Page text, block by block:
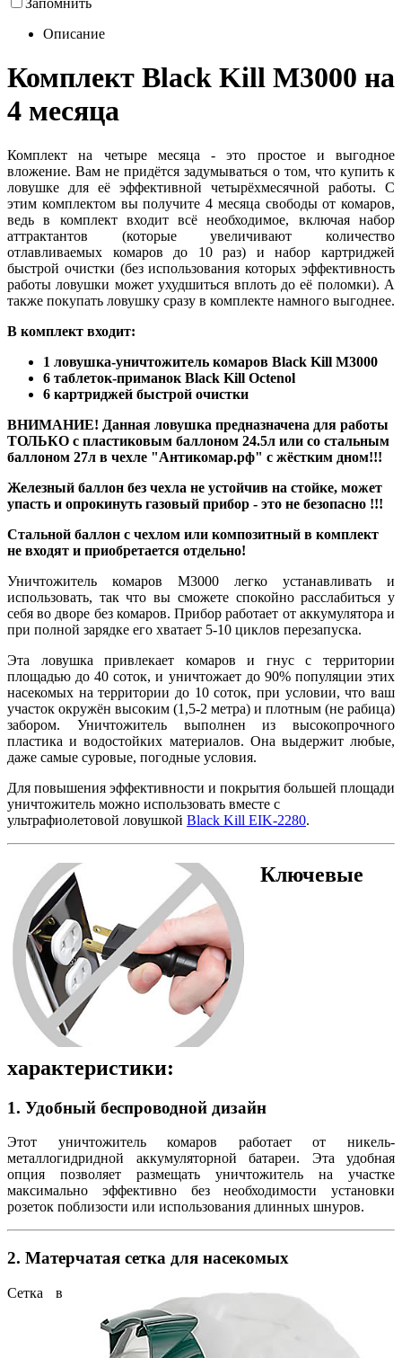
Описание
Комплект Black Kill М3000 на
4 месяца
Комплект на четыре месяца - это простое и выгодное
вложение. Вам не придётся задумываться о том, что купить к
ловушке для её эффективной четырёхмесячной работы. С
этим комплектом вы получите 4 месяца свободы от комаров,
ведь в комплект входит всё необходимое, включая набор
аттрактантов (которые увеличивают количество
отлавливаемых комаров до 10 раз) и набор картриджей
быстрой очистки (без использования которых эффективность
работы ловушки может ухудшиться вплоть до её поломки). А
также покупать ловушку сразу в комплекте намного выгоднее.
В комплект входит:
1 ловушка-уничтожитель комаров Black Kill М3000
6 таблеток-приманок Black Kill Octenol
6 картриджей быстрой очистки
ВНИМАНИЕ! Данная ловушка предназначена для работы
ТОЛЬКО с пластиковым баллоном 24.5л или со стальным
баллоном 27л в чехле "Антикомар.рф" с жёстким дном!!!
Железный баллон без чехла не устойчив на стойке, может
упасть и опрокинуть газовый прибор - это не безопасно !!!
Стальной баллон с чехлом или композитный в комплект
не входят и приобретается отдельно!
Уничтожитель комаров М3000 легко устанавливать и
использовать, так что вы сможете спокойно расслабиться у
себя во дворе без комаров. Прибор работает от аккумулятора и
при полной зарядке его хватает 5-10 циклов перезапуска.
Эта ловушка привлекает комаров и гнус с территории
площадью до 40 соток, и уничтожает до 90% популяции этих
насекомых на территории до 10 соток, при условии, что ваш
участок окружён высоким (1,5-2 метра) и плотным (не рабица)
забором. Уничтожитель выполнен из высокопрочного
пластика и водостойких материалов. Она выдержит любые,
даже самые суровые, погодные условия.
Для повышения эффективности и покрытия большей площади
уничтожитель можно использовать вместе с
ультрафиолетовой ловушкой Black Kill EIK-2280.
Ключевые
характеристики:
1. Удобный беспроводной дизайн
Этот уничтожитель комаров работает от никель-
металлогидридной аккумуляторной батареи. Эта удобная
опция позволяет размещать уничтожитель на участке
максимально эффективно без необходимости установки
розеток поблизости или использования длинных шнуров.
2. Матерчатая сетка для насекомых
Сетка в